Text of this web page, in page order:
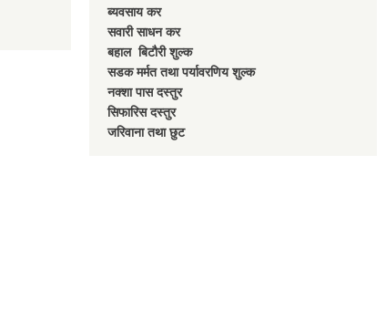
ब्यवसाय कर
सवारी साधन कर
बहाल बिटाैरी शुल्क
सडक मर्मत तथा पर्यावरणिय शुल्क
नक्शा पास दस्तुर
सिफारिस दस्तुर
जरिवाना तथा छुट